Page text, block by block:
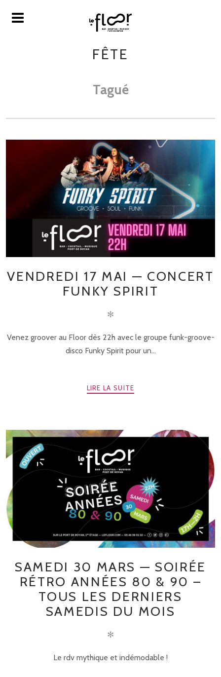
FÊTE
Tagué
VENDREDI 17 MAI — CONCERT
FUNKY SPIRIT
✻
Venez groover au Floor dès 22h avec le groupe funk-groove-
disco Funky Spirit pour un...
LIRE LA SUITE
SAMEDI 30 MARS — SOIRÉE
RÉTRO ANNÉES 80 & 90 –
TOUS LES DERNIERS
SAMEDIS DU MOIS
✻
Le rdv mythique et indémodable !